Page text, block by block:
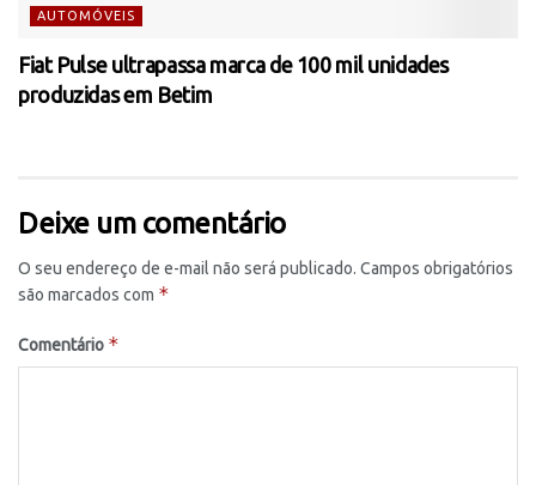
AUTOMÓVEIS
Fiat Pulse ultrapassa marca de 100 mil unidades
produzidas em Betim
Deixe um comentário
O seu endereço de e-mail não será publicado. Campos obrigatórios
são marcados com *
Comentário *